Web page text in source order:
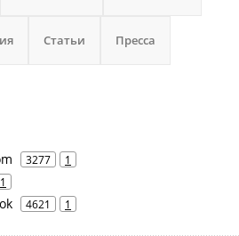
Статьи Пресса
3277 1
1
4621 1